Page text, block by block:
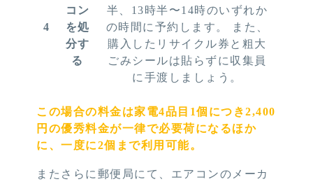
4
コン
を処
分す
る
半、13時半〜14時のいずれか
の時間に予約します。 また、
購入したリサイクル券と粗大
ごみシールは貼らずに収集員
に手渡しましょう。
この場合の料金は家電4品目1個につき2,400
円の優秀料金が一律で必要荷になるほか
に、一度に2個まで利用可能。
またさらに郵便局にて、エアコンのメーカ